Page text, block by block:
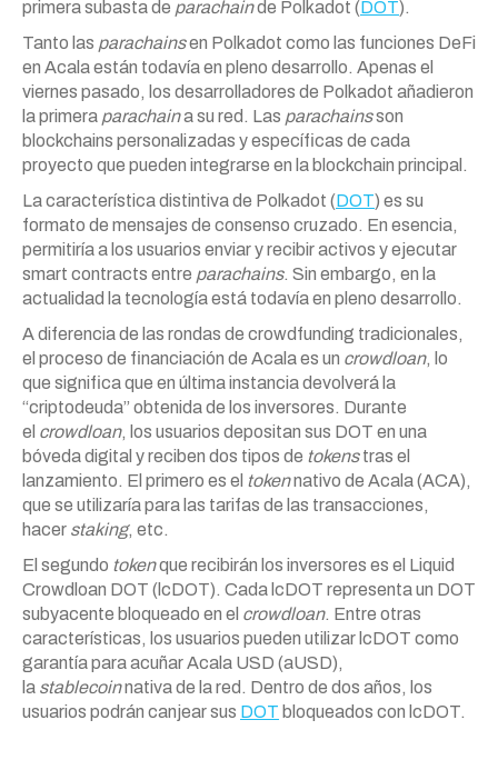
primera subasta de parachainde Polkadot (DOT).
Tanto las parachainsen Polkadot como las funciones DeFi
en Acala están todavía en pleno desarrollo. Apenas el
viernes pasado, los desarrolladores de Polkadot añadieron
la primera parachaina su red. Las parachainsson
blockchains personalizadas y específicas de cada
proyecto que pueden integrarse en la blockchain principal.
La característica distintiva de Polkadot (DOT) es su
formato de mensajes de consenso cruzado. En esencia,
permitiría a los usuarios enviar y recibir activos y ejecutar
smart contracts entre parachains. Sin embargo, en la
actualidad la tecnología está todavía en pleno desarrollo.
A diferencia de las rondas de crowdfunding tradicionales,
el proceso de financiación de Acala es un crowdloan, lo
que significa que en última instancia devolverá la
“criptodeuda” obtenida de los inversores. Durante
el crowdloan, los usuarios depositan sus DOT en una
bóveda digital y reciben dos tipos de tokenstras el
lanzamiento. El primero es el tokennativo de Acala (ACA),
que se utilizaría para las tarifas de las transacciones,
hacer staking, etc.
El segundo tokenque recibirán los inversores es el Liquid
Crowdloan DOT (lcDOT). Cada lcDOT representa un DOT
subyacente bloqueado en el crowdloan. Entre otras
características, los usuarios pueden utilizar lcDOT como
garantía para acuñar Acala USD (aUSD),
la stablecoinnativa de la red. Dentro de dos años, los
usuarios podrán canjear sus DOT bloqueados con lcDOT.